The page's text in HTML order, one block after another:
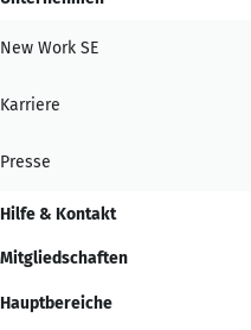
New Work SE
Karriere
Presse
Hilfe & Kontakt
Mitgliedschaften
Hauptbereiche